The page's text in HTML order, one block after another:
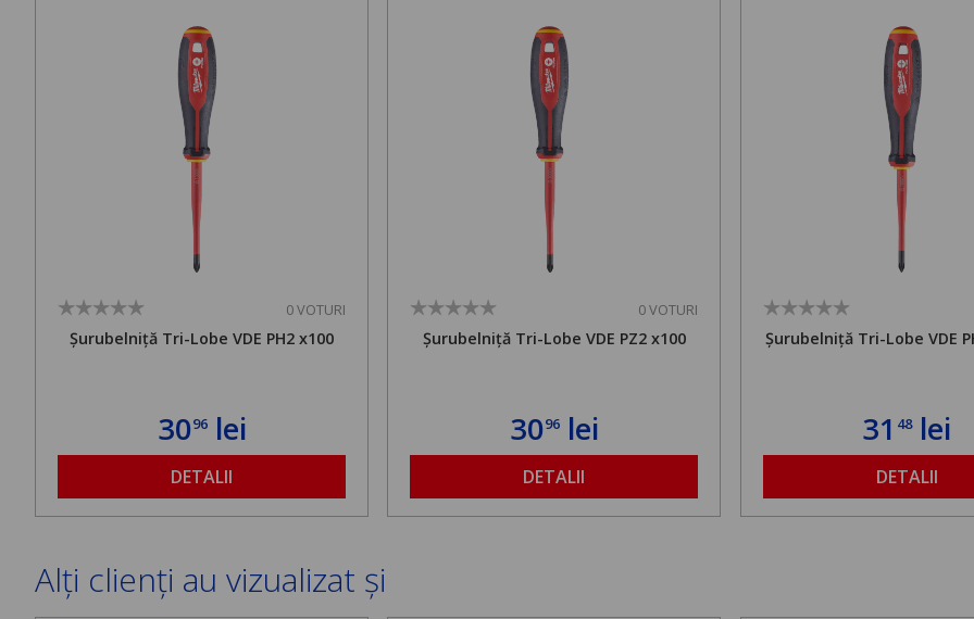
0 VOTURI
Șurubelniță Tri-Lobe VDE PH2 x100
3096lei
DETALII
0 VOTURI
Șurubelniță Tri-Lobe VDE PZ2 x100
3096lei
DETALII
Șurubelniță Tri-Lobe VDE
31 48lei
DETALII
Alți clienți au vizualizat și